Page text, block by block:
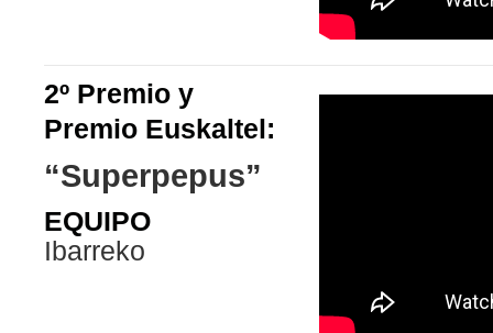
2º Premio y
Premio Euskaltel:
“Superpepus”
EQUIPO
Ibarreko